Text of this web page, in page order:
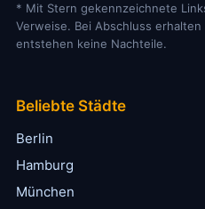
* Mit Stern gekennzeichnete
Verweise. Bei Abschluss
entstehen keine Nachteile.
Beliebte Städte
Berlin
Hamburg
München